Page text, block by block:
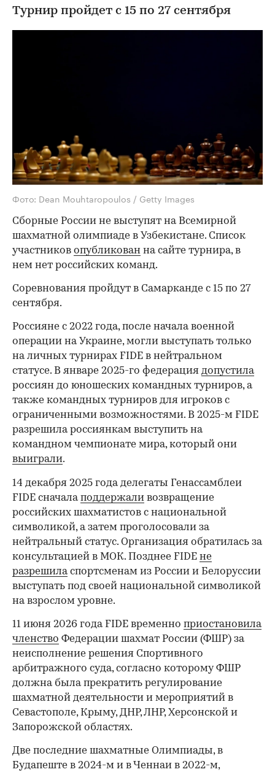
Турнир пройдет с 15 по 27 сентября
Фото: Dean Mouhtaropoulos / Getty Images
Сборные России не выступят на Всемирной
шахматной олимпиаде в Узбекистане. Список
участников опубликован на сайте турнира, в
нем нет российских команд.
Соревнования пройдут в Самарканде с 15 по 27
сентября.
Россияне с 2022 года, после начала военной
операции на Украине, могли выступать только
на личных турнирах FIDE в нейтральном
статусе. В январе 2025-го федерация допустила
россиян до юношеских командных турниров, а
также командных турниров для игроков с
ограниченными возможностями. В 2025-м FIDE
разрешила россиянкам выступить на
командном чемпионате мира, который они
выиграли.
00:00 / 00:00
14 декабря 2025 года делегаты Генассамблеи
FIDE сначалаподдержали возвращение
российских шахматистов с национальной
символикой, а затем проголосовали за
нейтральный статус. Организация обратилась за
консультацией в МОК. Позднее FIDE не
разрешиласпортсменам из России и Белоруссии
выступать под своей национальной символикой
на взрослом уровне.
11 июня 2026 года FIDE временно приостановила
членство Федерации шахмат России (ФШР) за
неисполнение решения Спортивного
арбитражного суда, согласно которому ФШР
должна была прекратить регулирование
шахматной деятельности и мероприятий в
Севастополе, Крыму, ДНР, ЛНР, Херсонской и
Запорожской областях.
Две последние шахматные Олимпиады, в
Будапеште в 2024-м и в Ченнаи в 2022-м,